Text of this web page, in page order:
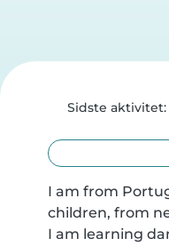
Sidste aktivitet:
I am from
children, from
I am learning